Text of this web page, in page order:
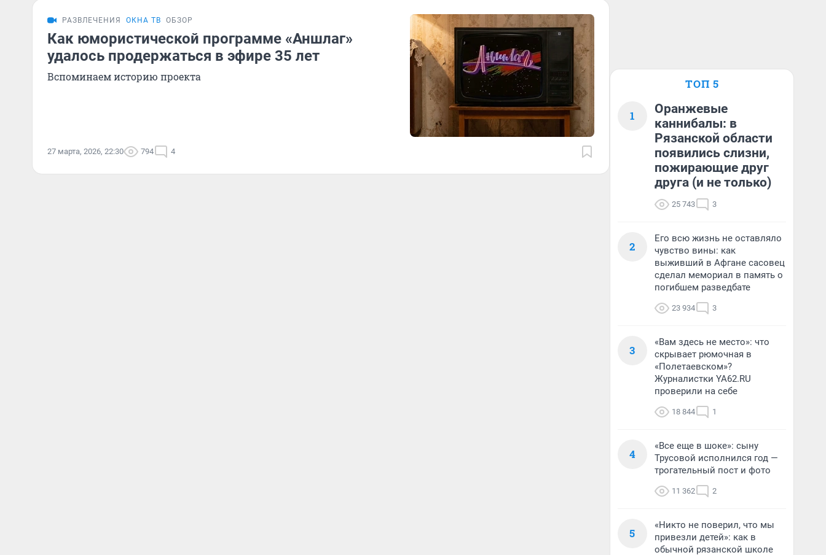
РАЗВЛЕЧЕНИЯ ОКНА ТВ ОБЗОР
Как юмористической программе «Аншлаг»
удалось продержаться в эфире 35 лет
Вспоминаем историю проекта
27 марта, 2026, 22:30 794 4
ТОП 5
1
Оранжевые
каннибалы: в
Рязанской области
появились слизни,
пожирающие друг
друга (и не только)
25 743 3
2
Его всю жизнь не оставляло
чувство вины: как
выживший в Афгане сасовец
сделал мемориал в память о
погибшем разведбате
23 934 3
3
«Вам здесь не место»: что
скрывает рюмочная в
«Полетаевском»?
Журналистки YA62.RU
проверили на себе
18 844 1
4
«Все еще в шоке»: сыну
Трусовой исполнился год —
трогательный пост и фото
11 362 2
5
«Никто не поверил, что мы
привезли детей»: как в
обычной рязанской школе